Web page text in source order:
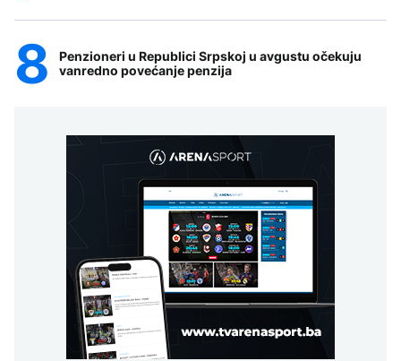
Penzioneri u Republici Srpskoj u avgustu očekuju
vanredno povećanje penzija